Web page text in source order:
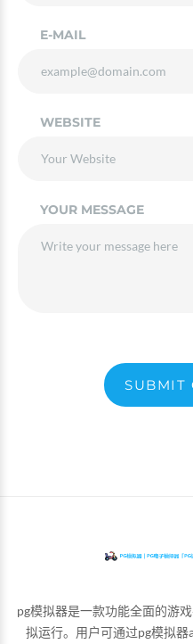
E-MAIL
WEBSITE
YOUR MESSAGE
SUBMIT
pg模拟器是一款功能全面的游
拟运行。用户可通过pg模拟